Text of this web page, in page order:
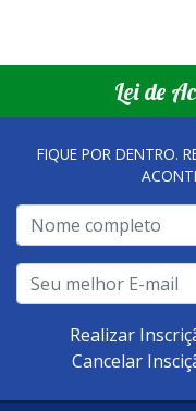
Lei de
FIQUE POR DENTRO.
Realizar
Cancelar